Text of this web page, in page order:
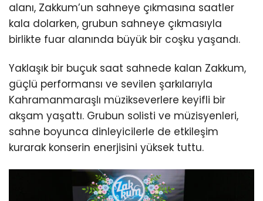
alanı, Zakkum’un sahneye çıkmasına saatler
kala dolarken, grubun sahneye çıkmasıyla
birlikte fuar alanında büyük bir coşku yaşandı.
Yaklaşık bir buçuk saat sahnede kalan Zakkum,
güçlü performansı ve sevilen şarkılarıyla
Kahramanmaraşlı müzikseverlere keyifli bir
akşam yaşattı. Grubun solisti ve müzisyenleri,
sahne boyunca dinleyicilerle de etkileşim
kurarak konserin enerjisini yüksek tuttu.